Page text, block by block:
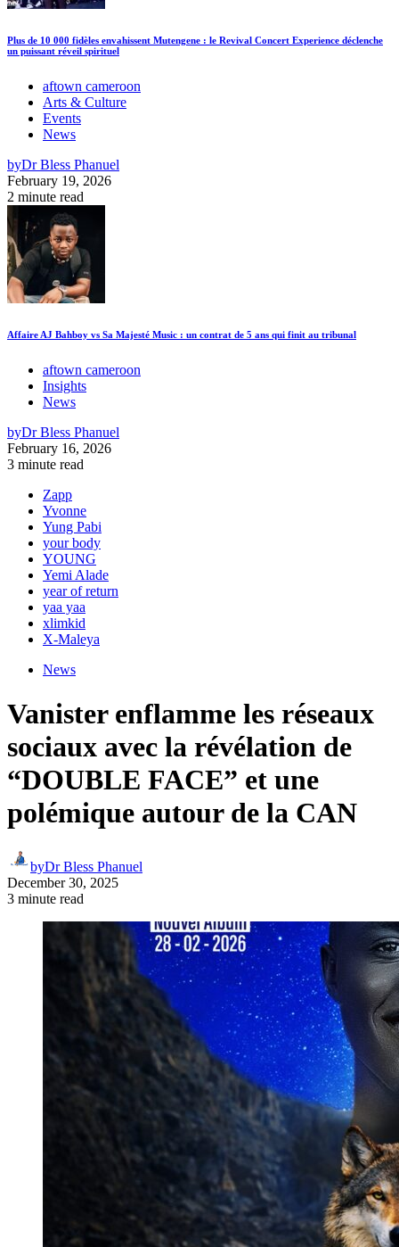
Plus de 10 000 fidèles envahissent Mutengene : le Revival Concert Experience déclenche
un puissant réveil spirituel
aftown cameroon
Arts & Culture
Events
News
byDr Bless Phanuel
February 19, 2026
2 minute read
Affaire AJ Bahboy vs Sa Majesté Music : un contrat de 5 ans qui finit au tribunal
aftown cameroon
Insights
News
byDr Bless Phanuel
February 16, 2026
3 minute read
Zapp
Yvonne
Yung Pabi
your body
YOUNG
Yemi Alade
year of return
yaa yaa
xlimkid
X-Maleya
News
Vanister enflamme les réseaux
sociaux avec la révélation de
“DOUBLE FACE” et une
polémique autour de la CAN
byDr Bless Phanuel
December 30, 2025
3 minute read